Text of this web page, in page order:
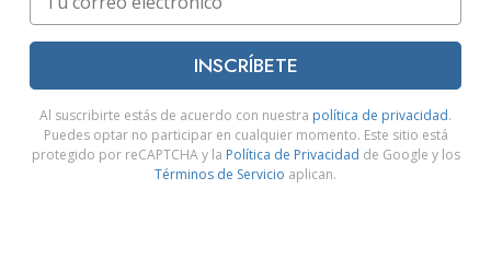
INSCRÍBETE
Al suscribirte estás de acuerdo con nuestra política de privacidad.
Puedes optar no participar en cualquier momento. Este sitio está
protegido por reCAPTCHA y la Política de Privacidad de Google y los
Términos de Servicio aplican.